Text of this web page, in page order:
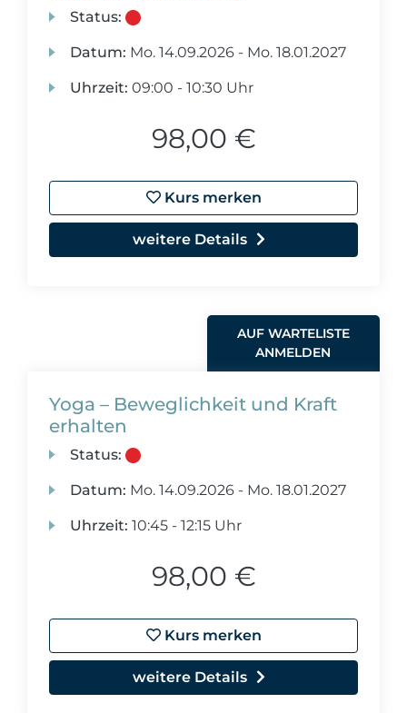
Status:
Datum: Mo. 14.09.2026 - Mo. 18.01.2027
Uhrzeit: 09:00 - 10:30 Uhr
98,00 €
Kurs merken
weitere Details
AUF WARTELISTE
ANMELDEN
Yoga – Beweglichkeit und Kraft
erhalten
Status:
Datum: Mo. 14.09.2026 - Mo. 18.01.2027
Uhrzeit: 10:45 - 12:15 Uhr
98,00 €
Kurs merken
weitere Details